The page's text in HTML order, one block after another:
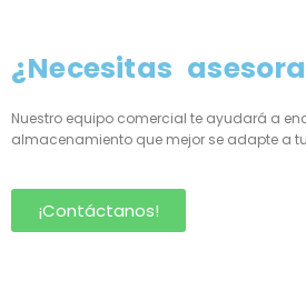
¿Necesitas
Nuestro equipo comercial te ayudará a
almacenamiento que mejor se adapte a
¡Contáctanos!